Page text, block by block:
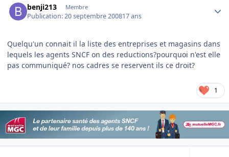
benji213 Membre
Publication:20 septembre 200817 ans
Quelqu'un connait il la liste des entreprises et magasins dans
lequels les agents SNCF on des reductions?pourquoi n'est elle
pas communiqué? nos cadres se reservent ils ce droit?
1